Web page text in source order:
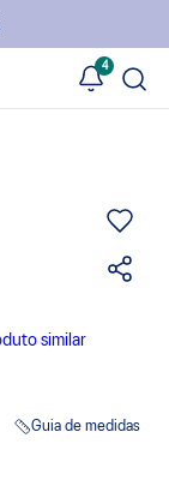
4
Guia de medidas